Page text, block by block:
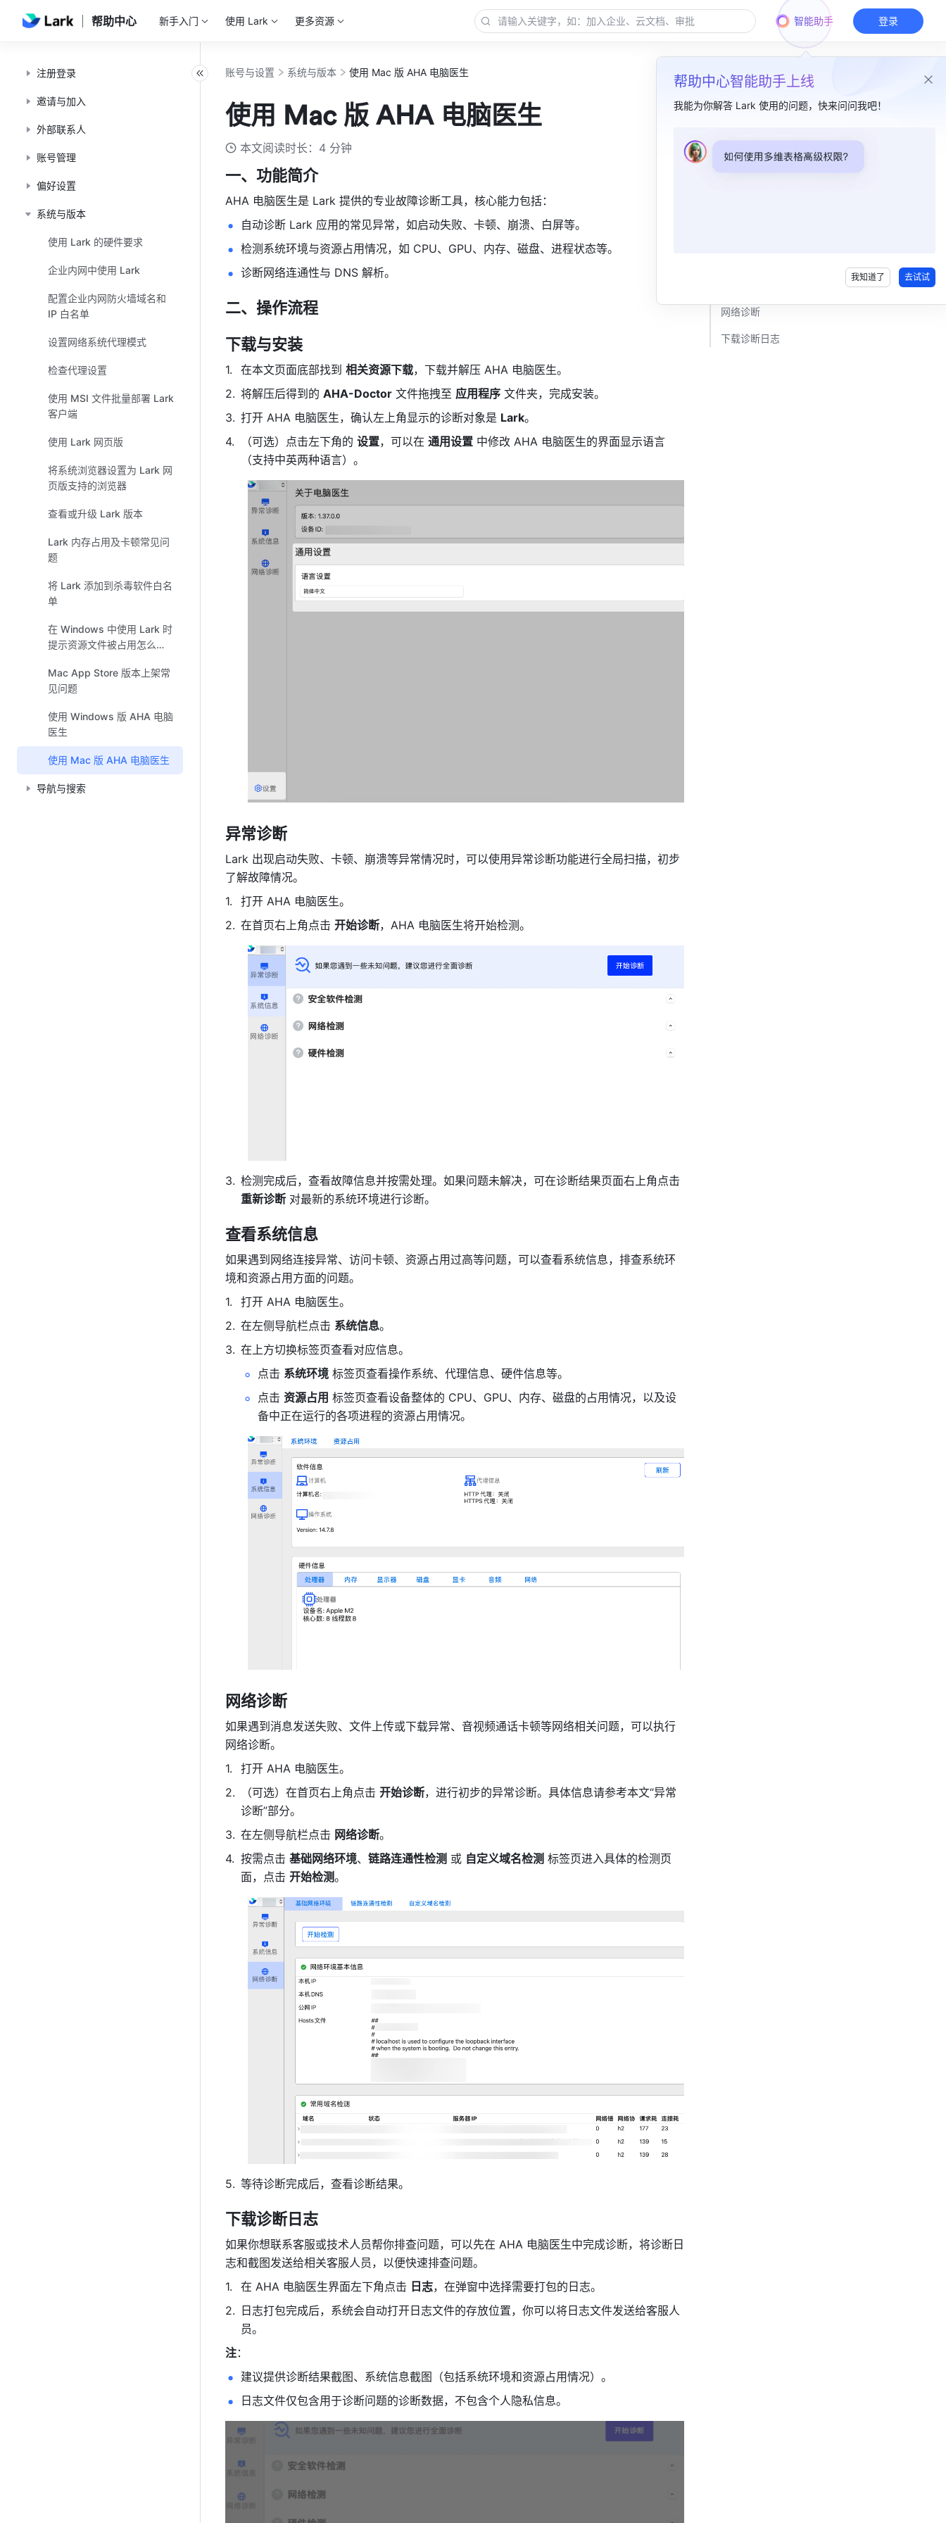
帮助中心 新手入门 使用 Lark 更多资源 智能助手
帮助中心智能助手上线
我能为你解答 Lark 使用的问题，快来问问我吧！
我知道了 去试试
登录
注册登录
邀请与加入
外部联系人
账号管理
偏好设置
系统与版本
使用 Lark 的硬件要求
企业内网中使用 Lark
配置企业内网防火墙域名和
IP 白名单
设置网络系统代理模式
检查代理设置
使用 MSI 文件批量部署 Lark
客户端
使用 Lark 网页版
将系统浏览器设置为 Lark 网
页版支持的浏览器
查看或升级 Lark 版本
Lark 内存占用及卡顿常见问
题
将 Lark 添加到杀毒软件白名
单
在 Windows 中使用 Lark 时
提示资源文件被占用怎么
Mac App Store 版本上架常
见问题
使用 Windows 版 AHA 电脑
医生
使用 Mac 版 AHA 电脑医生
导航与搜索
账号与设置 系统与版本 使用 Mac 版 AHA 电脑医生
使用 Mac 版 AHA 电脑医生
本文阅读时长：4 分钟
一、功能简介
AHA 电脑医生是 Lark 提供的专业故障诊断工具，核心能力包括：
自动诊断 Lark 应用的常见异常，如启动失败、卡顿、崩溃、白屏等。
检测系统环境与资源占用情况，如 CPU、GPU、内存、磁盘、进程状态等。
诊断网络连通性与 DNS 解析。
二、操作流程
下载与安装
在本文页面底部找到 相关资源下载，下载并解压 AHA 电脑医生。
将解压后得到的 AHA-Doctor 文件拖拽至 应用程序 文件夹，完成安装。
打开 AHA 电脑医生，确认左上角显示的诊断对象是 Lark。
（可选）点击左下角的 设置，可以在 通用设置 中修改 AHA 电脑医生的界面显示语言
（支持中英两种语言）。
异常诊断
Lark 出现启动失败、卡顿、崩溃等异常情况时，可以使用异常诊断功能进行全局扫描，初步
了解故障情况。
打开 AHA 电脑医生。
在首页右上角点击 开始诊断，AHA 电脑医生将开始检测。
重新诊断 对最新的系统环境进行诊断。
查看系统信息
如果遇到网络连接异常、访问卡顿、资源占用过高等问题，可以查看系统信息，排查系统环
境和资源占用方面的问题。
打开 AHA 电脑医生。
在左侧导航栏点击 系统信息。
在上方切换标签页查看对应信息。
点击 系统环境 标签页查看操作系统、代理信息、硬件信息等。
点击 资源占用 标签页查看设备整体的 CPU、GPU、内存、磁盘的占用情况，以及设
备中正在运行的各项进程的资源占用情况。
网络诊断
如果遇到消息发送失败、文件上传或下载异常、音视频通话卡顿等网络相关问题，可以执行
网络诊断。
打开 AHA 电脑医生。
（可选）在首页右上角点击 开始诊断，进行初步的异常诊断。具体信息请参考本文“异常
诊断”部分。
在左侧导航栏点击 网络诊断。
按需点击 基础网络环境、 链路连通性检测 或 自定义域名检测 标签页进入具体的检测页
面，点击 开始检测。
等待诊断完成后，查看诊断结果。
下载诊断日志
如果你想联系客服或技术人员帮你排查问题，可以先在 AHA 电脑医生中完成诊断，将诊断日
志和截图发送给相关客服人员，以便快速排查问题。
在 AHA 电脑医生界面左下角点击 日志，在弹窗中选择需要打包的日志。
日志打包完成后，系统会自动打开日志文件的存放位置，你可以将日志文件发送给客服人
员。
注：
建议提供诊断结果截图、系统信息截图（包括系统环境和资源占用情况）。
日志文件仅包含用于诊断问题的诊断数据，不包含个人隐私信息。
本篇目录
网络诊断​
下载诊断日志​